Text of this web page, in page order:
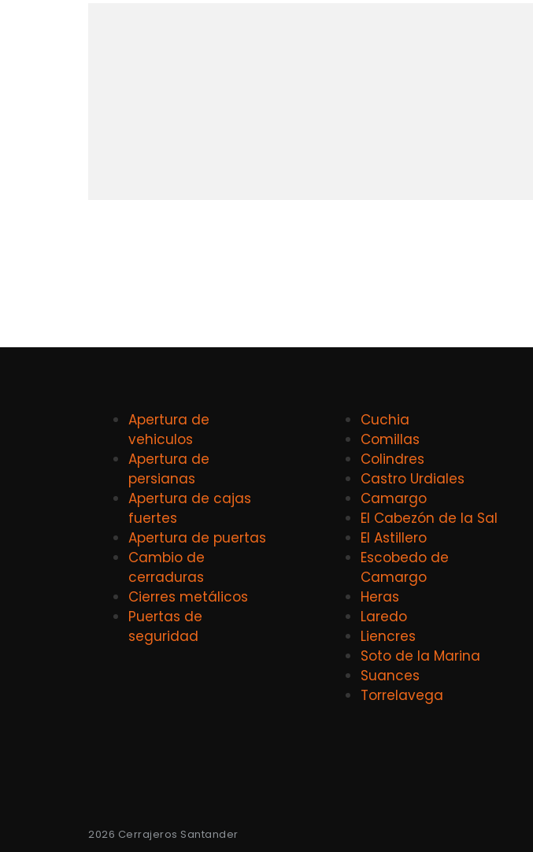
Apertura de
vehiculos
Apertura de
persianas
Apertura de cajas
fuertes
Apertura de puertas
Cambio de
cerraduras
Cierres metálicos
Puertas de
seguridad
Cuchia
Comillas
Colindres
Castro Urdiales
Camargo
El Cabezón de la Sal
El Astillero
Escobedo de
Camargo
Heras
Laredo
Liencres
Soto de la Marina
Suances
Torrelavega
2026 Cerrajeros Santander